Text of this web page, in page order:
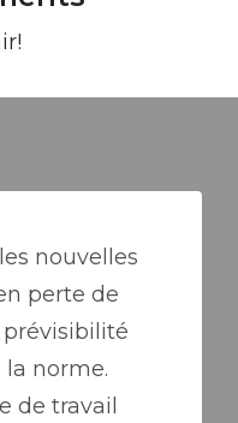
nouvelles
perte de
norme.
de travail